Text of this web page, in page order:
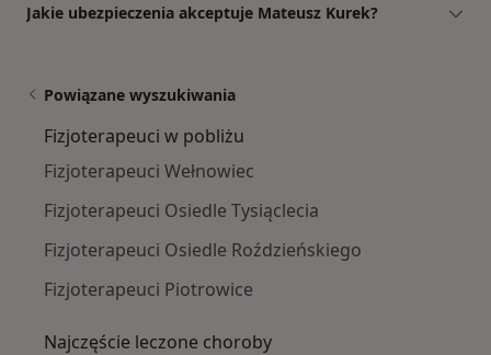
Jakie ubezpieczenia akceptuje Mateusz Kurek?
Powiązane wyszukiwania
Fizjoterapeuci w pobliżu
Fizjoterapeuci Wełnowiec
Fizjoterapeuci Osiedle Tysiąclecia
Fizjoterapeuci Osiedle Roździeńskiego
Fizjoterapeuci Piotrowice
Najczęście leczone choroby